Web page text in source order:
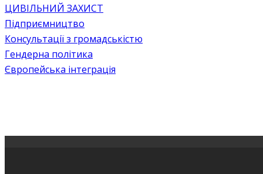
ЦИВІЛЬНИЙ ЗАХИСТ
Підприємництво
Консультації з громадськістю
Гендерна політика
Європейська інтеграція